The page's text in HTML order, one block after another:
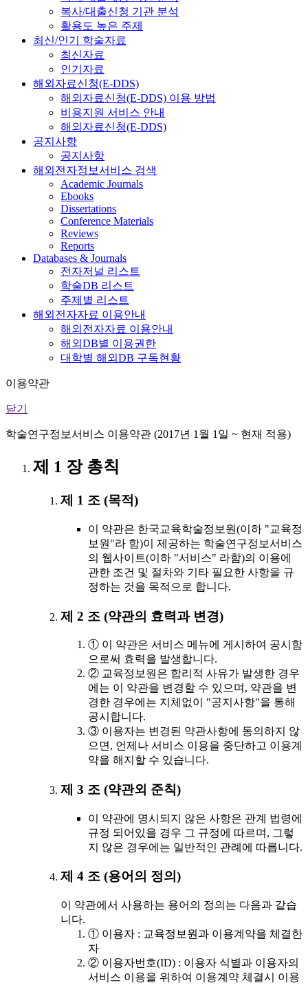
복사/대출신청 기관 분석
활용도 높은 주제
최신/인기 학술자료
최신자료
인기자료
해외자료신청(E-DDS)
해외자료신청(E-DDS) 이용 방법
비용지원 서비스 안내
해외자료신청(E-DDS)
공지사항
공지사항
해외전자정보서비스 검색
Academic Journals
Ebooks
Dissertations
Conference Materials
Reviews
Reports
Databases & Journals
전자저널 리스트
학술DB 리스트
주제별 리스트
해외전자자료 이용안내
해외전자자료 이용안내
해외DB별 이용권한
대학별 해외DB 구독현황
이용약관
닫기
학술연구정보서비스 이용약관 (2017년 1월 1일 ~ 현재 적용)
제 1 장 총칙
제 1 조 (목적)
이 약관은 한국교육학술정보원(이하 "교육정
보원"라 함)이 제공하는 학술연구정보서비스
의 웹사이트(이하 "서비스" 라함)의 이용에
관한 조건 및 절차와 기타 필요한 사항을 규
정하는 것을 목적으로 합니다.
제 2 조 (약관의 효력과 변경)
① 이 약관은 서비스 메뉴에 게시하여 공시함
으로써 효력을 발생합니다.
② 교육정보원은 합리적 사유가 발생한 경우
에는 이 약관을 변경할 수 있으며, 약관을 변
경한 경우에는 지체없이 "공지사항"을 통해
공시합니다.
③ 이용자는 변경된 약관사항에 동의하지 않
으면, 언제나 서비스 이용을 중단하고 이용계
약을 해지할 수 있습니다.
제 3 조 (약관외 준칙)
이 약관에 명시되지 않은 사항은 관계 법령에
규정 되어있을 경우 그 규정에 따르며, 그렇
지 않은 경우에는 일반적인 관례에 따릅니다.
제 4 조 (용어의 정의)
이 약관에서 사용하는 용어의 정의는 다음과 같습
니다.
① 이용자 : 교육정보원과 이용계약을 체결한
자
② 이용자번호(ID) : 이용자 식별과 이용자의
서비스 이용을 위하여 이용계약 체결시 이용